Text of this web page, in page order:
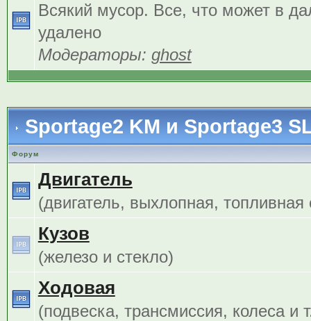
Всякий мусор. Все, что может в
удалено
Модераторы: ghost
Sportage2 KM и Sportage3
Форум
Двигатель
(двигатель, выхлопная, топливная
Кузов
(железо и стекло)
Ходовая
(подвеска, трансмиссия, колеса и